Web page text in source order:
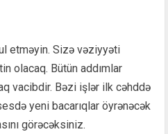
etməyin. Sizə vəziyyəti
olacaq. Bütün addımlar
vacibdir. Bəzi işlər ilk cəhddə
yeni bacarıqlar öyrənəcək
görəcəksiniz.